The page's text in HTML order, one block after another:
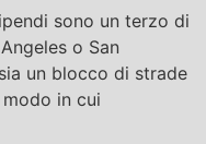
sono un terzo di
o San
un blocco di strade
in cui